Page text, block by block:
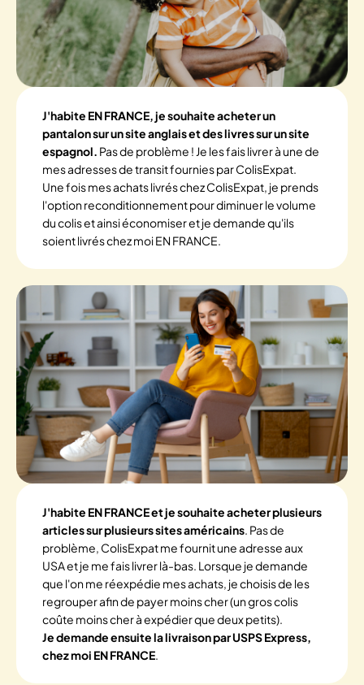
J'habite EN FRANCE, je souhaite acheter un
pantalon sur un site anglais et des livres sur un site
espagnol. Pas de problème ! Je les fais livrer à une de
mes adresses de transit fournies par ColisExpat.
Une fois mes achats livrés chez ColisExpat, je prends
l'option reconditionnement pour diminuer le volume
du colis et ainsi économiser et je demande qu'ils
soient livrés chez moi EN FRANCE.
J'habite EN FRANCE et je souhaite acheter plusieurs
articles sur plusieurs sites américains. Pas de
problème, ColisExpat me fournit une adresse aux
USA et je me fais livrer là-bas. Lorsque je demande
que l'on me réexpédie mes achats, je choisis de les
regrouper afin de payer moins cher (un gros colis
coûte moins cher à expédier que deux petits).
Je demande ensuite la livraison par USPS Express,
chez moi EN FRANCE.